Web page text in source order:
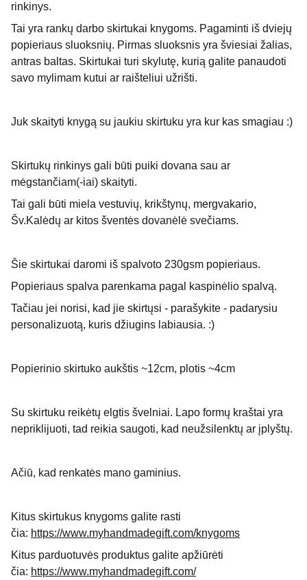
rinkinys.
Tai yra rankų darbo skirtukai knygoms. Pagaminti iš dviejų
popieriaus sluoksnių. Pirmas sluoksnis yra šviesiai žalias,
antras baltas. Skirtukai turi skylutę, kurią galite panaudoti
savo mylimam kutui ar raišteliui užrišti.
Juk skaityti knygą su jaukiu skirtuku yra kur kas smagiau :)
Skirtukų rinkinys gali būti puiki dovana sau ar
mėgstančiam(-iai) skaityti.
Tai gali būti miela vestuvių, krikštynų, mergvakario,
Šv.Kalėdų ar kitos šventės dovanėlė svečiams.
Šie skirtukai daromi iš spalvoto 230gsm popieriaus.
Popieriaus spalva parenkama pagal kaspinėlio spalvą.
Tačiau jei norisi, kad jie skirtųsi - parašykite - padarysiu
personalizuotą, kuris džiugins labiausia. :)
Popierinio skirtuko aukštis ~12cm, plotis ~4cm
Su skirtuku reikėtų elgtis švelniai. Lapo formų kraštai yra
nepriklijuoti, tad reikia saugoti, kad neužsilenktų ar įplyštų.
Ačiū, kad renkatės mano gaminius.
Kitus skirtukus knygoms galite rasti
čia: https://www.myhandmadegift.com/knygoms
Kitus parduotuvės produktus galite apžiūrėti
čia: https://www.myhandmadegift.com/